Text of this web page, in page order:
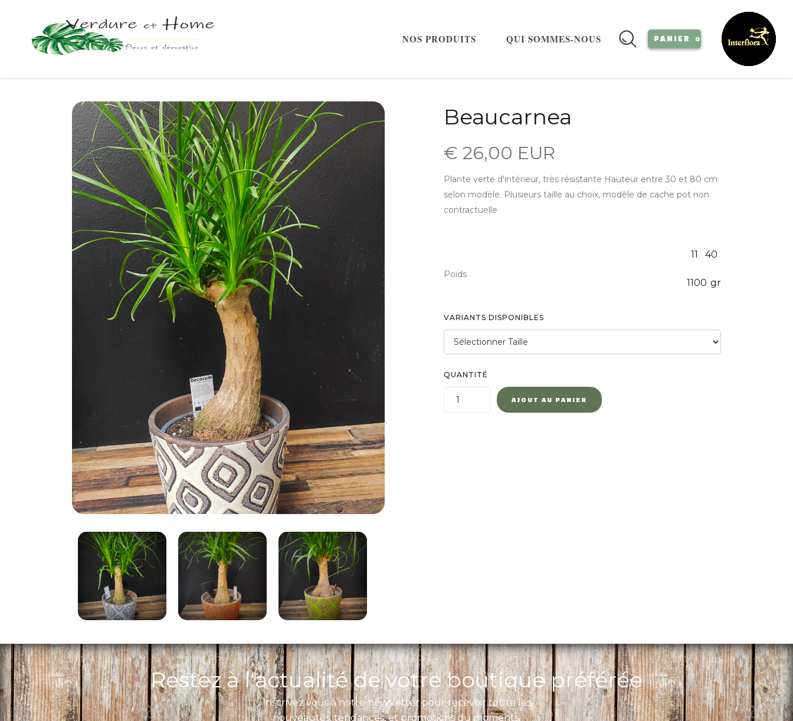
NOS PRODUITS QUI SOMMES-NOUS PANIER 0
Beaucarnea
€ 26,00 EUR
Plante verte d'intérieur, très résistante Hauteur entre 30 et 80 cm
selon modèle. Plusieurs taille au choix, modèle de cache pot non
contractuelle
11 40
Poids
1100 gr
VARIANTS DISPONIBLES
QUANTITÉ
Restez à l'actualité de votre boutique préférée
Inscrivez vous à notre newsletter pour recevoir toute les
nouveautés, tendances, et promotions du moments.